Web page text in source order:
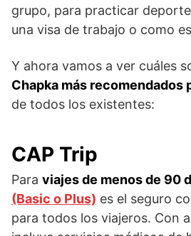
grupo, para practicar
una visa de trabajo o como
Y ahora vamos a ver cuáles
Chapka más recomendados
de todos los existentes:
CAP Trip
Para viajes de menos de 90
(Basic o Plus) es el seguro
para todos los viajeros. Con